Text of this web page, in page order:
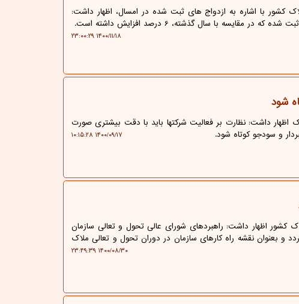
کشور با اشاره به ازدواج های ثبت شده در امسال، اظهار داشت:
۱۴۰۰/۱۱/۱۸ ۲۳:۰۰:۲۹
شود
داشت: نظارت بر فعالیت شرکتها باید با دقت بیشتری صورت
و سودجو کوتاه شود.
۱۴۰۰/۰۹/۱۷ ۱۰:۱۵:۲۸
کشور اظهار داشت: راهبردهای شورای عالی تحول و تعالی سازمان
و بعنوان نقشه راه کارهای سازمان در دوران تحول و تعالی ملاک
۱۴۰۰/۰۸/۳۰ ۲۳:۴۹:۳۹